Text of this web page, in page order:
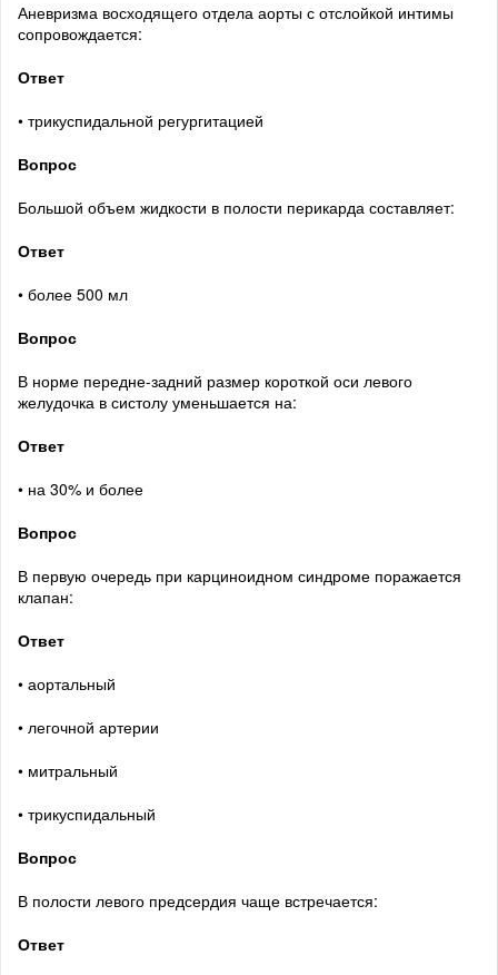
Аневризма восходящего отдела аорты с отслойкой интимы
сопровождается:
Ответ
• трикуспидальной регургитацией
Вопрос
Большой объем жидкости в полости перикарда составляет:
Ответ
• более 500 мл
Вопрос
В норме передне-задний размер короткой оси левого
желудочка в систолу уменьшается на:
Ответ
• на 30% и более
Вопрос
В первую очередь при карциноидном синдроме поражается
клапан:
Ответ
• аортальный
• легочной артерии
• митральный
• трикуспидальный
Вопрос
В полости левого предсердия чаще встречается:
Ответ